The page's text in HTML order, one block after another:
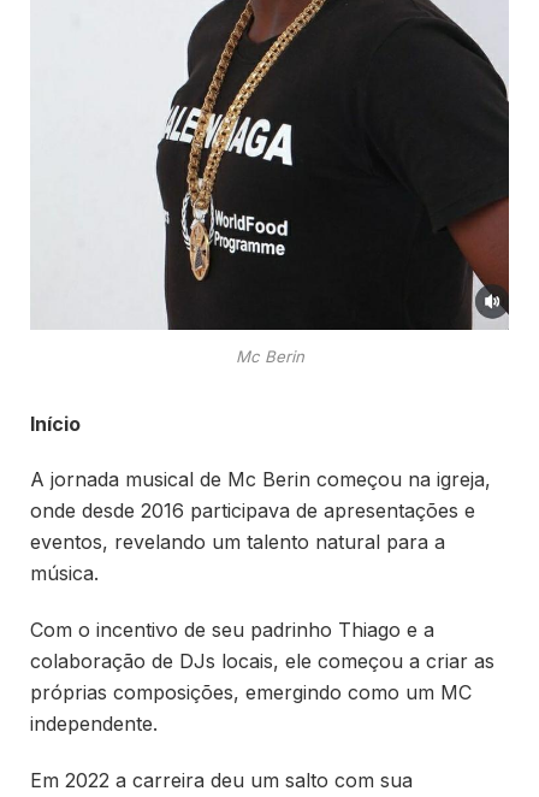
Mc Berin
Início
A jornada musical de Mc Berin começou na igreja,
onde desde 2016 participava de apresentações e
eventos, revelando um talento natural para a
música.
Com o incentivo de seu padrinho Thiago e a
colaboração de DJs locais, ele começou a criar as
próprias composições, emergindo como um MC
independente.
Em 2022 a carreira deu um salto com sua